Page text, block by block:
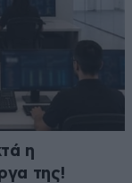
η
της!